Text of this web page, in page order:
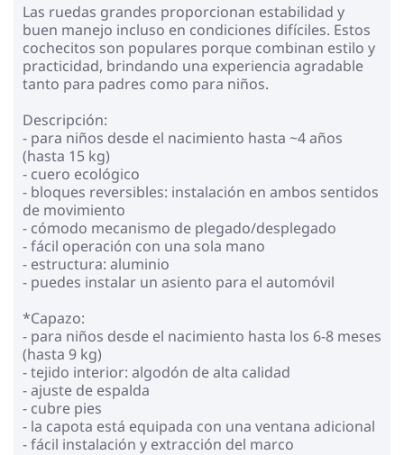
Las ruedas grandes proporcionan estabilidad y
buen manejo incluso en condiciones difíciles. Estos
cochecitos son populares porque combinan estilo y
practicidad, brindando una experiencia agradable
tanto para padres como para niños.
Descripción:
- para niños desde el nacimiento hasta ~4 años
(hasta 15 kg)
- cuero ecológico
- bloques reversibles: instalación en ambos sentidos
de movimiento
- cómodo mecanismo de plegado/desplegado
- fácil operación con una sola mano
- estructura: aluminio
- puedes instalar un asiento para el automóvil
*Capazo:
- para niños desde el nacimiento hasta los 6-8 meses
(hasta 9 kg)
- tejido interior: algodón de alta calidad
- ajuste de espalda
- cubre pies
- la capota está equipada con una ventana adicional
- fácil instalación y extracción del marco